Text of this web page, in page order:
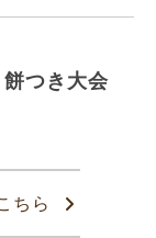
つき大会
ちら